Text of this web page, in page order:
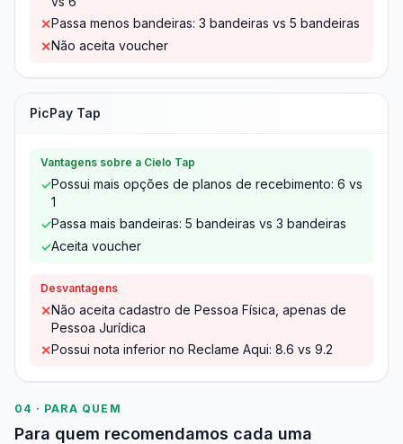
✕Passa menos bandeiras: 3 bandeiras vs 5 bandeiras
✕Não aceita voucher
PicPay Tap
Vantagens sobre a Cielo Tap
✓Possui mais opções de planos de recebimento: 6 vs
1
✓Passa mais bandeiras: 5 bandeiras vs 3 bandeiras
✓Aceita voucher
Desvantagens
✕Não aceita cadastro de Pessoa Física, apenas de
Pessoa Jurídica
✕Possui nota inferior no Reclame Aqui: 8.6 vs 9.2
04 · PARA QUEM
Para quem recomendamos cada uma